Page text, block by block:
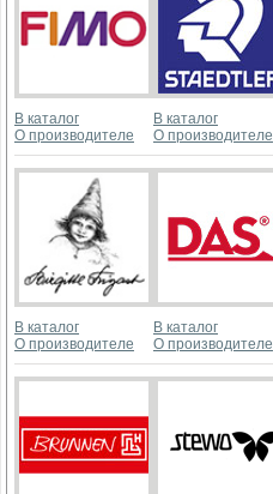
В каталог
О производителе
В каталог
О производителе
В каталог
О производителе
В каталог
О производителе